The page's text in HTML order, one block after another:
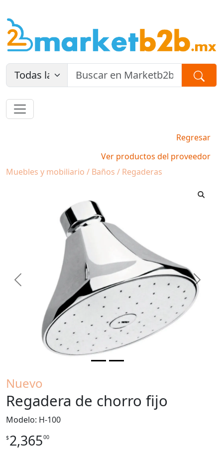
Regresar
Ver productos del proveedor
Muebles y mobiliario / Baños / Regaderas
Previous Next
Nuevo
Regadera de chorro fijo
Modelo: H-100
$2,36500